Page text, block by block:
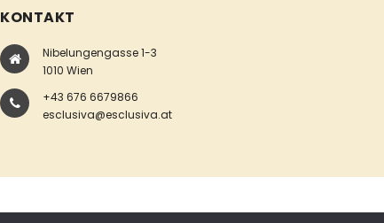
KONTAKT
Nibelungengasse 1-3
1010 Wien
+43 676 6679866
esclusiva@esclusiva.at